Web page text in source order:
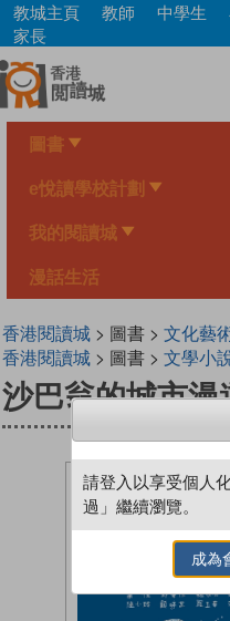
Skip
main
content
教城主頁 教師 中學生
家長
圖書
e悅讀學校計劃
我的閱讀城
漫話生活
香港閱讀城> 圖書 > 文化藝
香港閱讀城> 圖書 > 文學小
沙巴翁的城市漫
請登入以享受個人
過」繼續瀏覽。
成為